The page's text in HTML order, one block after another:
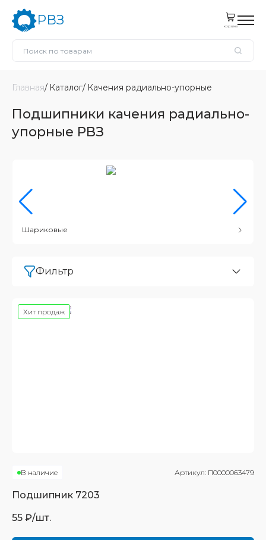
РВЗ корзина
Главная Каталог Качения радиально-упорные
Подшипники качения радиально-
упорные РВЗ
Шариковые
Фильтр
Хит продаж
В наличие Артикул: П0000063479
Подшипник 7203
55 ₽/шт.